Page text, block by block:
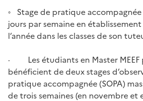
◦ Stage de pratique accompagnée
jours par semaine en
l’année dans les classes de son
· Les étudiants en Master MEEF
bénéficient de deux stages
pratique accompagnée (SOPA)
de trois semaines (en novembre et